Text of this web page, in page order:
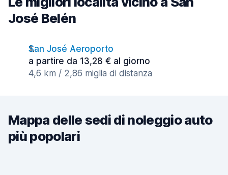
José Belén
San José Aeroporto
a partire da 13,28 € al giorno
4,6 km / 2,86 miglia di distanza
Mappa delle sedi di noleggio auto
più popolari